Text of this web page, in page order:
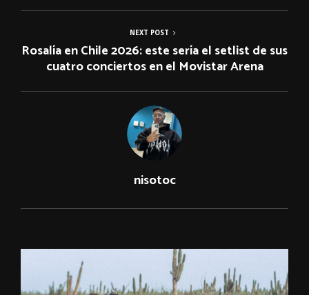
NEXT POST
Rosalía en Chile 2026: este sería el setlist de sus
cuatro conciertos en el Movistar Arena
nisotoc